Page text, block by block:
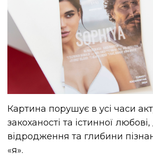
Картина порушує в усі часи
закоханості та істинної
відродження та глибини
«я».